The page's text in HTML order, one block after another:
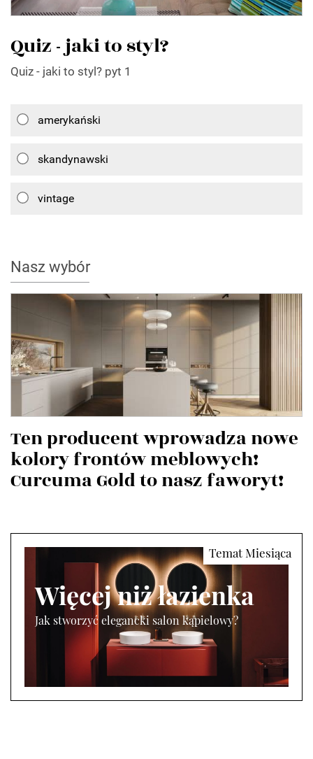
Quiz - jaki to styl?
Quiz - jaki to styl? pyt 1
amerykański
skandynawski
vintage
Nasz wybór
Ten producent wprowadza nowe
kolory frontów meblowych!
Curcuma Gold to nasz faworyt!
Więcej niż łazienka
Jak stworzyć elegancki salon kąpielowy?